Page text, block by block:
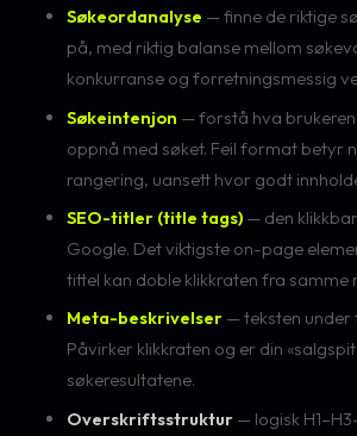
Søkeordanalyse — finne de riktige
på, med riktig balanse mellom
konkurranse og forretningsmessig
Søkeintenjon — forstå hva
oppnå med søket. Feil format betyr
rangering, uansett hvor godt
SEO-titler (title tags) — den
Google. Det viktigste on-page
tittel kan doble klikkraten fra samme
Meta-beskrivelser — teksten under
Påvirker klikkraten og er din
søkeresultatene.
Overskriftsstruktur — logisk